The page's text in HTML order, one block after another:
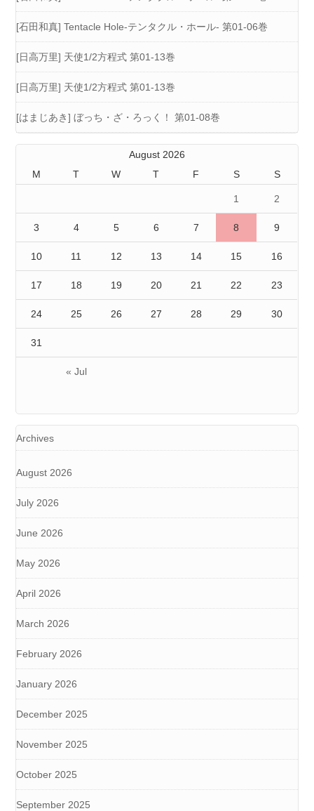
[石田和真] Tentacle Hole-テンタクル・ホール- 第01-06巻
[日高万里] 天使1/2方程式 第01-13巻
[日高万里] 天使1/2方程式 第01-13巻
[はまじあき] ぼっち・ざ・ろっく！ 第01-08巻
August 2026
M
T W T F S S
« Jul
1 2
3 4 5 6 7 8 9
10 11 12 13 14 15 16
17 18 19 20 21 22 23
24 25 26 27 28 29 30
31
Archives
August 2026
July 2026
June 2026
May 2026
April 2026
March 2026
February 2026
January 2026
December 2025
November 2025
October 2025
September 2025